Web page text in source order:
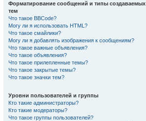
Форматирование сообщений и типы создаваемых
тем
Что такое BBCode?
Могу ли я использовать HTML?
Что такое смайлики?
Могу ли я добавлять изображения к сообщениям?
Что такое важные объявления?
Что такое объявления?
Что такое прилепленные темы?
Что такое закрытые темы?
Что такое значки тем?
Уровни пользователей и группы
Кто такие администраторы?
Кто такие модераторы?
Что такое группы пользователей?